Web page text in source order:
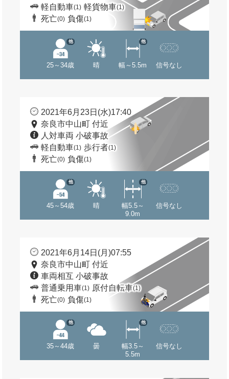
軽自動車(1) 軽貨物車(1)
死亡(0) 負傷(1)
25～34歳
他
晴 幅～5.5m
他
信号なし
2021年6月23日(水)17:40
奈良市中山町 付近
人対車両 小破事故
軽自動車(1) 歩行者(1)
死亡(0) 負傷(1)
45～54歳
他
晴
幅5.5～
9.0m
他
信号なし
2021年6月14日(月)07:55
奈良市中山町 付近
車両相互 小破事故
普通乗用車(1) 原付自転車(1)
死亡(0) 負傷(1)
35～44歳
他
曇
幅3.5～
5.5m
他
信号なし